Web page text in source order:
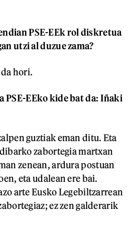
PSE-EEk rol diskretua
utzi al duzue zama?
hori.
EEko kide bat da: Iñaki
guztiak eman ditu. Eta
zabortegia martxan
zenean, ardura postuan
eta udalean ere bai.
arte Eusko Legebiltzarrean
ez zen galderarik